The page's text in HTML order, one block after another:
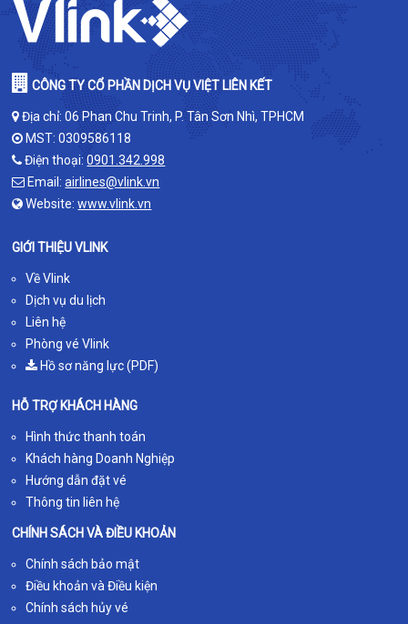
CÔNG TY CỔ PHẦN DỊCH VỤ VIỆT LIÊN KẾT
Địa chỉ: 06 Phan Chu Trinh, P. Tân Sơn Nhì, TPHCM
MST: 0309586118
Điện thoại:0901.342.998
Email:airlines@vlink.vn
Website:www.vlink.vn
GIỚI THIỆU VLINK
Về Vlink
Dịch vụ du lịch
Liên hệ
Phòng vé Vlink
Hồ sơ năng lực (PDF)
HỖ TRỢ KHÁCH HÀNG
Hình thức thanh toán
Khách hàng Doanh Nghiệp
Hướng dẫn đặt vé
Thông tin liên hệ
CHÍNH SÁCH VÀ ĐIỀU KHOẢN
Chính sách bảo mật
Điều khoản và Điều kiện
Chính sách hủy vé